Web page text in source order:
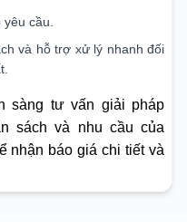
yêu cầu.
và hỗ trợ xử lý nhanh đối
sàng tư vấn giải pháp
sách và nhu cầu của
nhận báo giá chi tiết và